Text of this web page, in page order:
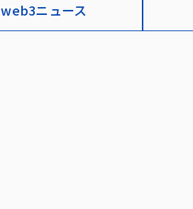
web3ニュース